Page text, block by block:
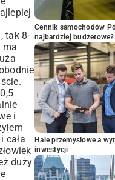
tak 8-
ma
i
cała
duży
Cennik samochodów
najbardziej budżetowe?
Hale przemysłowe a
inwestycji